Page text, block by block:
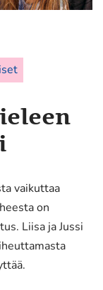
vaikuttaa
on
Liisa ja Jussi